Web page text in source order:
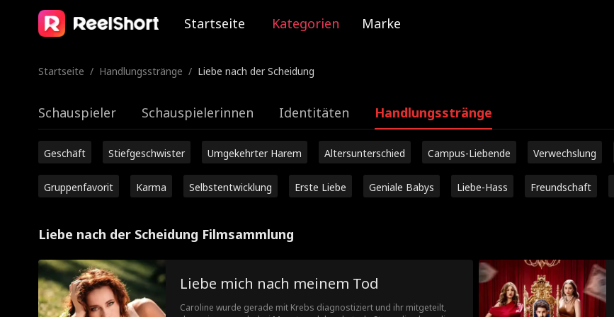
Startseite Kategorien Marke
Startseite / Handlungsstränge / Liebe nach der Scheidung
Schauspieler Schauspielerinnen Identitäten Handlungsstränge
Geschäft Stiefgeschwister Umgekehrter Harem Altersunterschied Campus-Liebende Verwechslung
Gruppenfavorit Karma Selbstentwicklung Erste Liebe Geniale Babys Liebe-Hass Freundschaft
Liebe nach der Scheidung Filmsammlung
Liebe mich nach meinem Tod
Caroline wurde gerade mit Krebs diagnostiziert und ihr mitgeteilt,